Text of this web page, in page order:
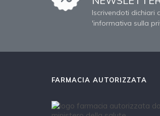
Iscrivendoti dichiari
'informativa sulla
FARMACIA AUTORIZZATA